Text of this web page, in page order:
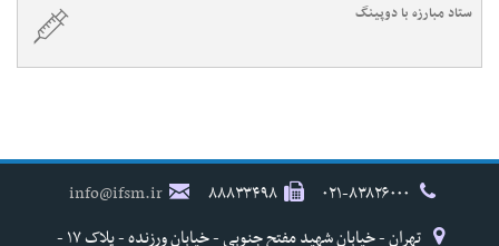
ستاد مبارزه با دوپینگ
۸۸۸۳۳۴۹۸
info@ifsm.ir
تهران - خیابان شهید مفتح جنوبی - خیابان ورزنده - پلاک ۱۷ -